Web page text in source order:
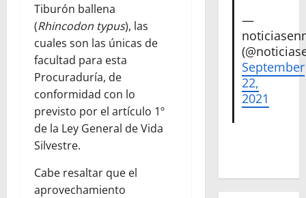
Tiburón ballena
(Rhincodon typus), las
cuales son las únicas de
facultad para esta
Procuraduría, de
conformidad con lo
previsto por el artículo 1º
de la Ley General de Vida
Silvestre.
Cabe resaltar que el
aprovechamiento
—
September
22,
2021